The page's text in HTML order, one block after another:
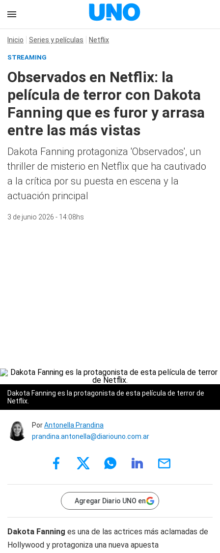
Inicio Series y películas Netflix
STREAMING
Observados en Netflix: la
película de terror con Dakota
Fanning que es furor y arrasa
entre las más vistas
Dakota Fanning protagoniza 'Observados', un
thriller de misterio en Netflix que ha cautivado
a la crítica por su puesta en escena y la
actuación principal
3 de junio 2026 - 14:08hs
Dakota Fanning es la protagonista de esta película de terror de
Netflix.
PorAntonella Prandina
prandina.antonella@diariouno.com.ar
Agregar Diario UNO en
Dakota Fanning es una de las actrices más aclamadas de
Hollywood y protagoniza una nueva apuesta